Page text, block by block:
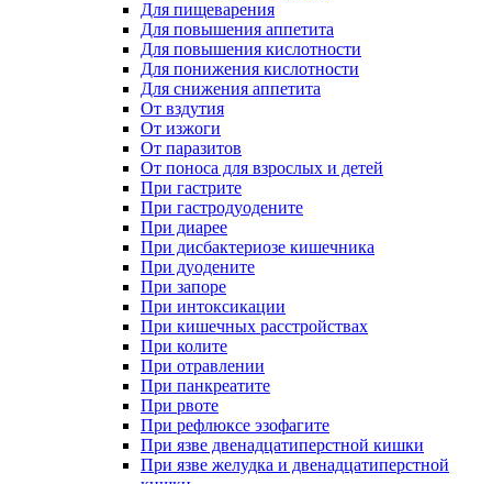
Для пищеварения
Для повышения аппетита
Для повышения кислотности
Для понижения кислотности
Для снижения аппетита
От вздутия
От изжоги
От паразитов
От поноса для взрослых и детей
При гастрите
При гастродуодените
При диарее
При дисбактериозе кишечника
При дуодените
При запоре
При интоксикации
При кишечных расстройствах
При колите
При отравлении
При панкреатите
При рвоте
При рефлюксе эзофагите
При язве двенадцатиперстной кишки
При язве желудка и двенадцатиперстной